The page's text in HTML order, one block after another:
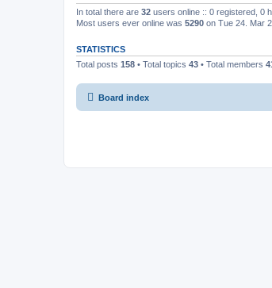
In total there are 32 users online :: 0 registered, 0
Most users ever online was 5290 on Tue 24. Mar
STATISTICS
Total posts 158 • Total topics 43 • Total members
Board index